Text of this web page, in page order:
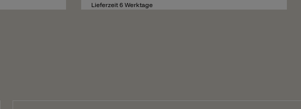
Lieferzeit 6 Werktage